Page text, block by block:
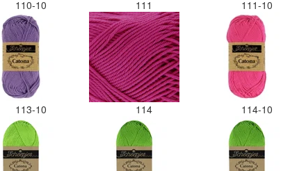
110-10 111 111-10
113-10 114 114-10